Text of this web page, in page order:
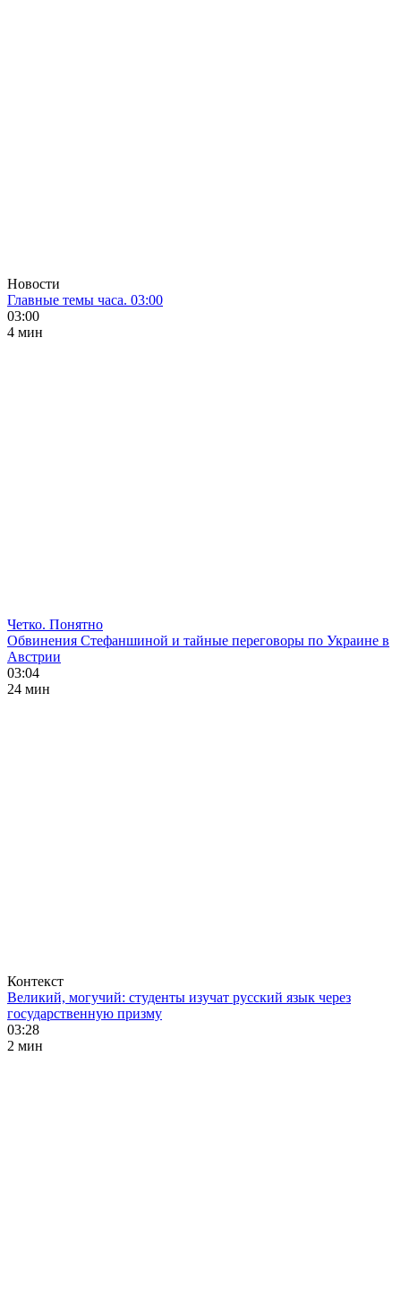
Новости
Главные темы часа. 03:00
03:00
4 мин
Четко. Понятно
Обвинения Стефаншиной и тайные переговоры по Украине в
Австрии
03:04
24 мин
Контекст
Великий, могучий: студенты изучат русский язык через
государственную призму
03:28
2 мин